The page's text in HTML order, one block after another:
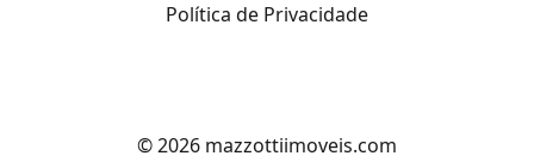
Política de Privacidade
© 2026 mazzottiimoveis.com